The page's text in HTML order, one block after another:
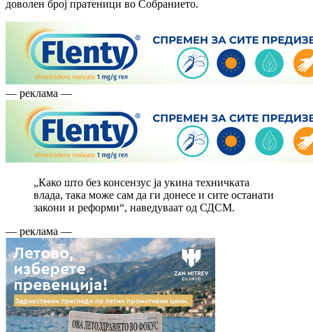
доволен број пратеници во Собранието.
— реклама —
„Како што без консензус ја укина техничката
влада, така може сам да ги донесе и сите останати
закони и реформи“, наведуваат од СДСМ.
— реклама —